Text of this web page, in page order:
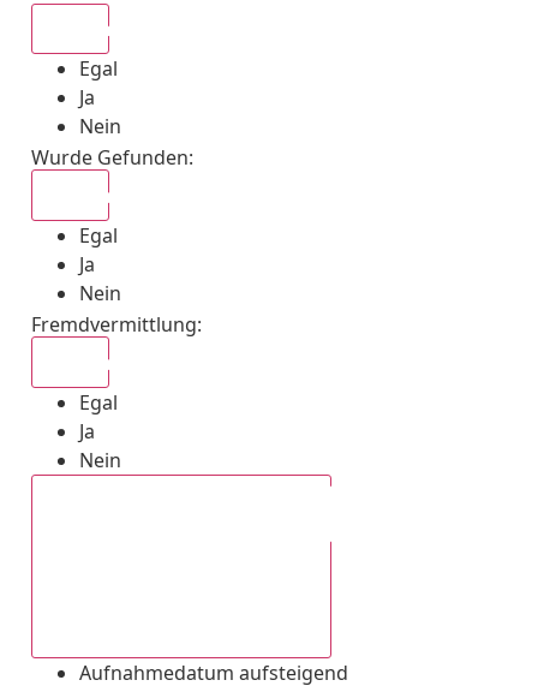
Egal
Ja
Nein
Wurde Gefunden:
Egal
Ja
Nein
Fremdvermittlung:
Egal
Ja
Nein
Aufnahmedatum aufsteigend